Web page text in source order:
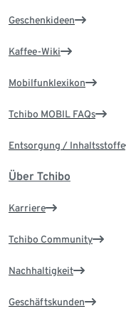
Geschenkideen
Kaffee-Wiki
Mobilfunklexikon
Tchibo MOBIL FAQs
Entsorgung / Inhaltsstoffe
Über Tchibo
Karriere
Tchibo Community
Nachhaltigkeit
Geschäftskunden